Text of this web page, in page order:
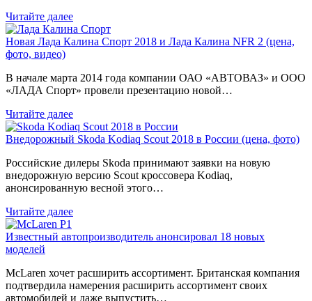
Читайте далее
Новая Лада Калина Спорт 2018 и Лада Калина NFR 2 (цена,
фото, видео)
В начале марта 2014 года компании ОАО «АВТОВАЗ» и ООО
«ЛАДА Спорт» провели презентацию новой…
Читайте далее
Внедорожный Skoda Kodiaq Scout 2018 в России (цена, фото)
Российские дилеры Skoda принимают заявки на новую
внедорожную версию Scout кроссовера Kodiaq,
анонсированную весной этого…
Читайте далее
Известный автопроизводитель анонсировал 18 новых
моделей
McLaren хочет расширить ассортимент. Британская компания
подтвердила намерения расширить ассортимент своих
автомобилей и даже выпустить…